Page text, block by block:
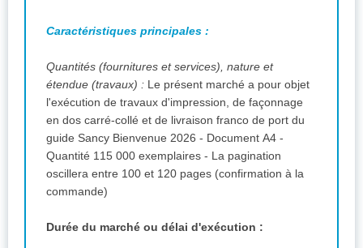
Caractéristiques principales :
Quantités (fournitures et services), nature et
étendue (travaux) : Le présent marché a pour objet
l'exécution de travaux d'impression, de façonnage
en dos carré-collé et de livraison franco de port du
guide Sancy Bienvenue 2026 - Document A4 -
Quantité 115 000 exemplaires - La pagination
oscillera entre 100 et 120 pages (confirmation à la
commande)
Durée du marché ou délai d'exécution :